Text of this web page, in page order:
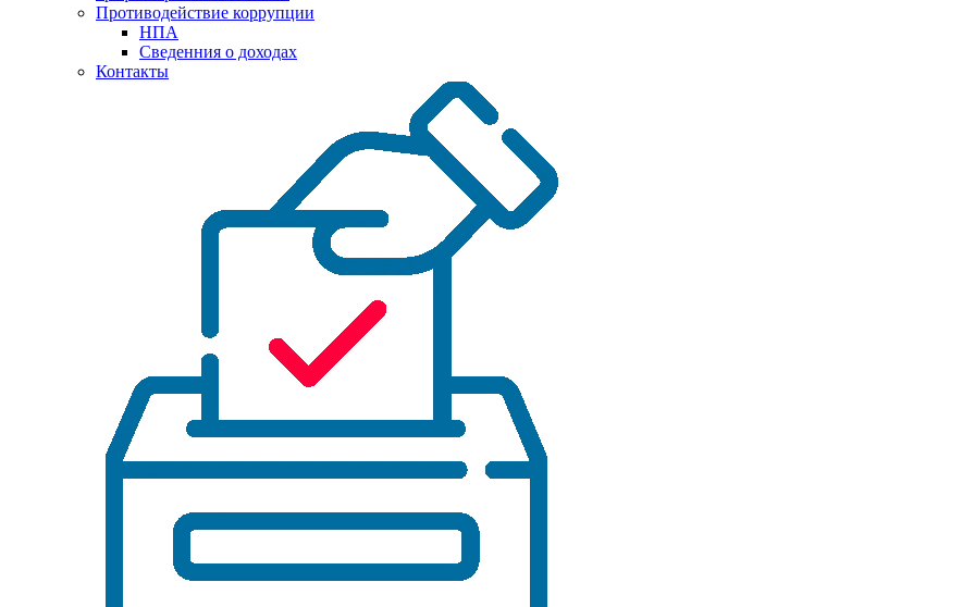
Противодействие коррупции
НПА
Сведенния о доходах
Контакты